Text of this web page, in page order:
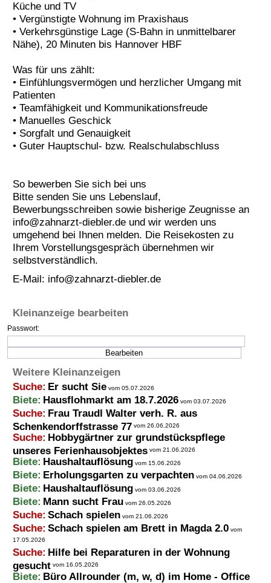
Küche und TV
• Vergünstigte Wohnung im Praxishaus
• Verkehrsgünstige Lage (S-Bahn in unmittelbarer
Nähe), 20 Minuten bis Hannover HBF
Was für uns zählt:
• Einfühlungsvermögen und herzlicher Umgang mit
Patienten
• Teamfähigkeit und Kommunikationsfreude
• Manuelles Geschick
• Sorgfalt und Genauigkeit
• Guter Hauptschul- bzw. Realschulabschluss
So bewerben Sie sich bei uns
Bitte senden Sie uns Lebenslauf,
Bewerbungsschreiben sowie bisherige Zeugnisse an
info@zahnarzt-diebler.de und wir werden uns
umgehend bei Ihnen melden. Die Reisekosten zu
Ihrem Vorstellungsgespräch übernehmen wir
selbstverständlich.
E-Mail: info@zahnarzt-diebler.de
Kleinanzeige bearbeiten
Passwort:
Weitere Kleinanzeigen
Suche: Er sucht Sie vom 05.07.2026
Biete: Hausflohmarkt am 18.7.2026 vom 03.07.2026
Suche: Frau Traudl Walter verh. R. aus
Schenkendorffstrasse 77 vom 26.06.2026
Suche: Hobbygärtner zur grundstückspflege
unseres Ferienhausobjektes vom 21.06.2026
Biete: Haushaltauflösung vom 15.06.2026
Biete: Erholungsgarten zu verpachten vom 04.06.2026
Biete: Haushaltauflösung vom 03.06.2026
Biete: Mann sucht Frau vom 26.05.2026
Suche: Schach spielen vom 21.06.2026
Suche: Schach spielen am Brett in Magda 2.0 vom
17.05.2026
Suche: Hilfe bei Reparaturen in der Wohnung
gesucht vom 16.05.2026
Biete: Büro Allrounder (m, w, d) im Home - Office